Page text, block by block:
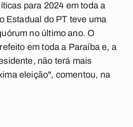
para 2024 em toda a
Estadual do PT teve uma
no último ano. O
em toda a Paraíba e, a
não terá mais
eleição", comentou, na